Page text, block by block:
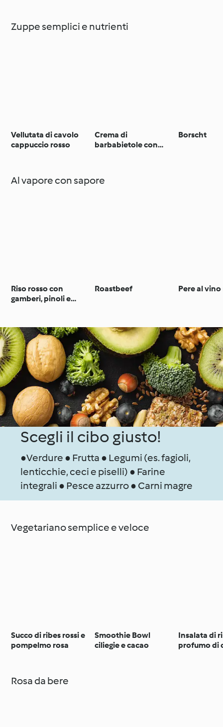
Zuppe semplici e nutrienti
Vellutata di cavolo
cappuccio rosso
Crema di
barbabietole con
Borscht
Al vapore con sapore
Riso rosso con
gamberi, pinoli e
Roastbeef Pere al vino
Scegli il cibo giusto!
●Verdure ● Frutta ● Legumi (es. fagioli,
lenticchie, ceci e piselli) ● Farine
integrali ● Pesce azzurro ● Carni magre
Vegetariano semplice e veloce
Succo di ribes rossi e
pompelmo rosa
Smoothie Bowl
ciliegie e cacao
Insalata di
profumo di
Rosa da bere